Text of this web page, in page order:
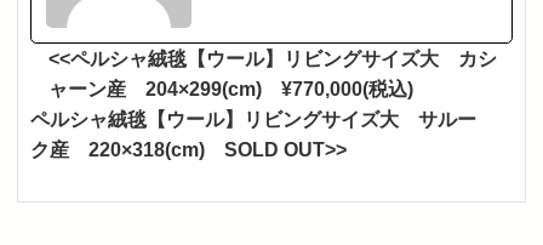
<<ペルシャ絨毯【ウール】リビングサイズ大 カシ
ャーン産 204×299(cm) ¥770,000(税込)
ペルシャ絨毯【ウール】リビングサイズ大 サルー
ク産 220×318(cm) SOLD OUT>>